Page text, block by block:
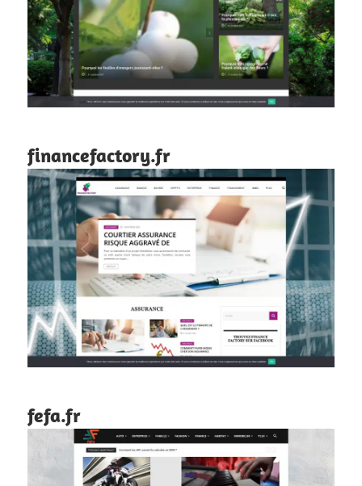
financefactory.fr
fefa.fr